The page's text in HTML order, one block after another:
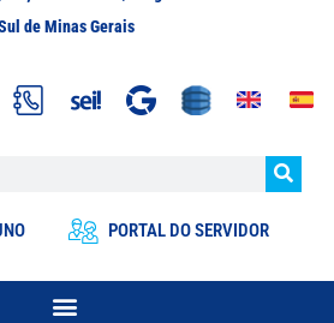
de Minas Gerais
PORTAL DO SERVIDOR